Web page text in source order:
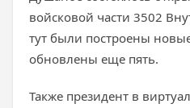
войсковой части 3502
тут были построены
обновлены еще пять.
Также президент в